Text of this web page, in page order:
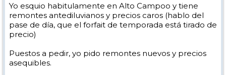
Yo esquio habitulamente en Alto Campoo y tiene
remontes antediluvianos y precios caros (hablo del
pase de día, que el forfait de temporada está tirado de
precio)
Puestos a pedir, yo pido remontes nuevos y precios
asequibles.